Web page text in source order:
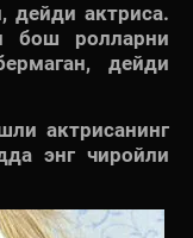
дейди актриса.
бош ролларни
дейди
актрисанинг
энг чиройли